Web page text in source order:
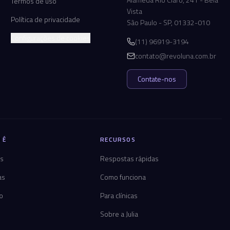
Política de privacidade
Vista
São Paulo - SP, 01332-010
(11) 96919-3194
contato@revoluna.com.br
Contate-nos
RECURSOS
Respostas rápidas
Como funciona
Para clínicas
Sobre a Julia